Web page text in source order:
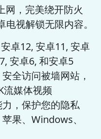
网，完美绕开防火
视解锁无限内容。
卓12, 安卓11, 安卓
安卓6, 和安卓5
全访问被墙网站，
流媒体视频
，保护您的隐私
果、Windows、